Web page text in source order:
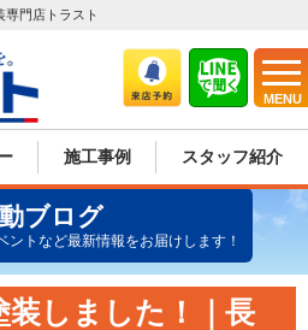
MENU
専門店トラスト
施工事例 スタッフ紹介
ブログ
ントなど最新情報をお届けします！
装しました！｜長